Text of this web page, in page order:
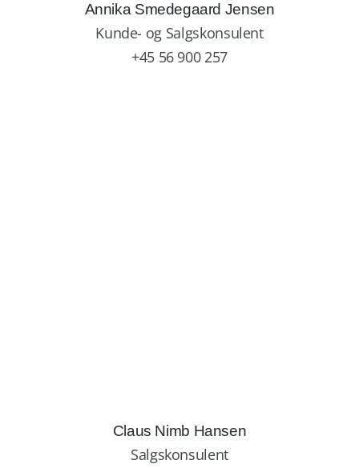
Annika Smedegaard Jensen
Kunde- og Salgskonsulent
+45 56 900 257
Claus Nimb Hansen
Salgskonsulent